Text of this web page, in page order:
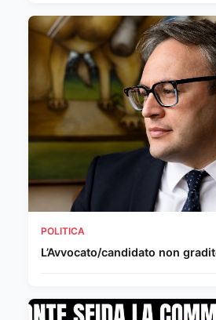
POLITICA
L’Avvocato/candidato non